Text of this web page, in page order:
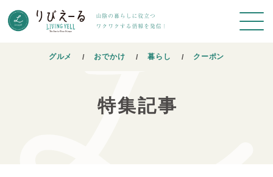
グルメ おでかけ 暮らし クーポン
特集記事